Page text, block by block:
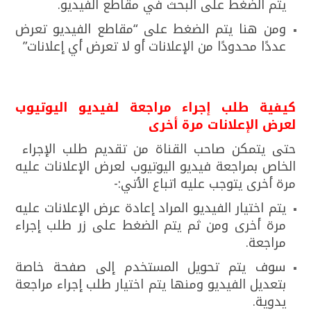
يتم الضغط على البحث في مقاطع الفيديو.
ومن هنا يتم الضغط على “مقاطع الفيديو تعرض
عددًا محدودًا من الإعلانات أو لا تعرض أي إعلانات”
كيفية طلب إجراء مراجعة لفيديو اليوتيوب
لعرض الإعلانات مرة أخرى
حتى يتمكن صاحب القناة من تقديم طلب الإجراء
الخاص بمراجعة فيديو اليوتيوب لعرض الإعلانات عليه
مرة أخرى يتوجب عليه اتباع الأتي:-
يتم اختيار الفيديو المراد إعادة عرض الإعلانات عليه
مرة أخرى ومن ثم يتم الضغط على زر طلب إجراء
مراجعة.
سوف يتم تحويل المستخدم إلى صفحة خاصة
بتعديل الفيديو ومنها يتم اختيار طلب إجراء مراجعة
يدوية.